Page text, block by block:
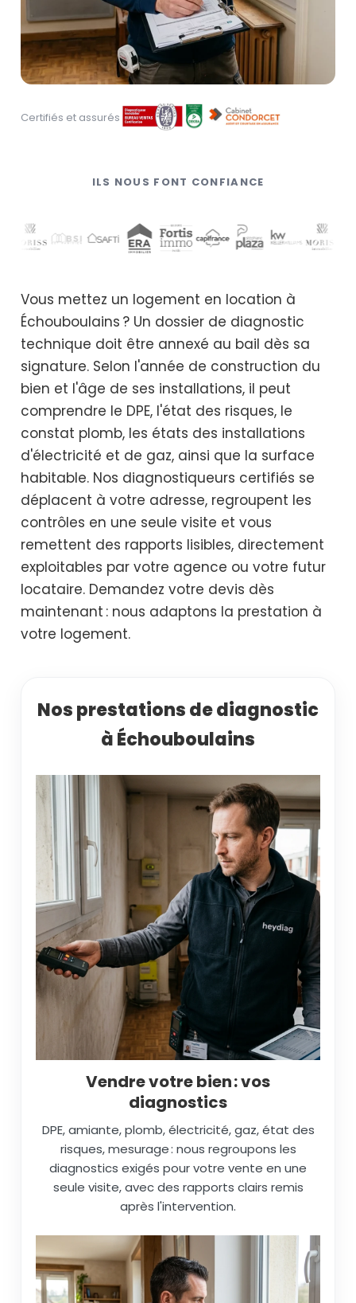
Certifiés et assurés
ILS NOUS FONT CONFIANCE
Vous mettez un logement en location à
Échouboulains ? Un dossier de diagnostic
technique doit être annexé au bail dès sa
signature. Selon l'année de construction du
bien et l'âge de ses installations, il peut
comprendre le DPE, l'état des risques, le
constat plomb, les états des installations
d'électricité et de gaz, ainsi que la surface
habitable. Nos diagnostiqueurs certifiés se
déplacent à votre adresse, regroupent les
contrôles en une seule visite et vous
remettent des rapports lisibles, directement
exploitables par votre agence ou votre futur
locataire. Demandez votre devis dès
maintenant : nous adaptons la prestation à
votre logement.
Nos prestations de diagnostic
à Échouboulains
Vendre votre bien : vos
diagnostics
DPE, amiante, plomb, électricité, gaz, état des
risques, mesurage : nous regroupons les
diagnostics exigés pour votre vente en une
seule visite, avec des rapports clairs remis
après l'intervention.